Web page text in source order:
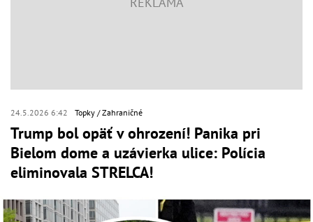
24.5.2026 6:42 Topky Zahraničné
Trump bol opäť v ohrození! Panika pri
Bielom dome a uzávierka ulice: Polícia
eliminovala STRELCA!